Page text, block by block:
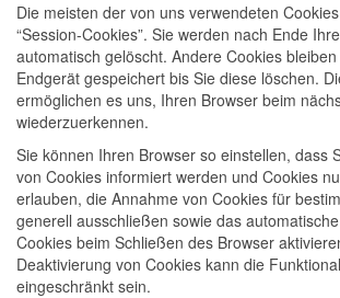
Die meisten der von uns verwendeten
“Session-Cookies”. Sie werden nach Ende
automatisch gelöscht. Andere Cookies
Endgerät gespeichert bis Sie diese löschen.
ermöglichen es uns, Ihren Browser beim
wiederzuerkennen.
Sie können Ihren Browser so einstellen, dass
von Cookies informiert werden und Cookies
erlauben, die Annahme von Cookies für
generell ausschließen sowie das
Cookies beim Schließen des Browser
Deaktivierung von Cookies kann die
eingeschränkt sein.